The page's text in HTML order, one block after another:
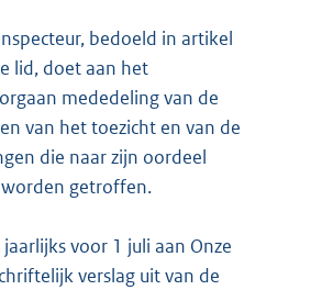
bedoeld in artikel
lid, doet aan het
mededeling van de
van het toezicht en van de
die naar zijn oordeel
getroffen.
voor 1 juli aan Onze
verslag uit van de